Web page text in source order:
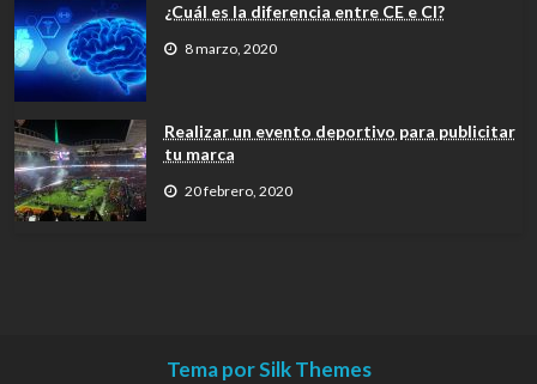
¿Cuál es la diferencia entre CE e CI?
8 marzo, 2020
Realizar un evento deportivo para publicitar
tu marca
20 febrero, 2020
Tema por Silk Themes